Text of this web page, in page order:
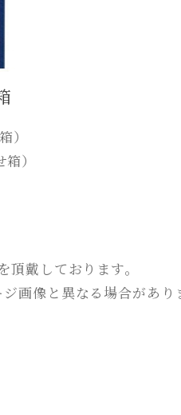
）
）
戴しております。
画像と異なる場合があり